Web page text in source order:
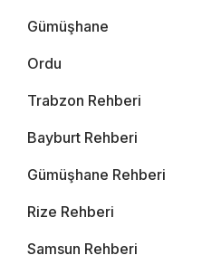
Gümüşhane
Ordu
Trabzon Rehberi
Bayburt Rehberi
Gümüşhane Rehberi
Rize Rehberi
Samsun Rehberi